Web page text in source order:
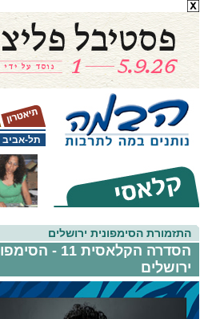
תל-אביב
התזמורת הסימפונית ירושלים
הסדרה הקלאסית 11 -
ירושלים